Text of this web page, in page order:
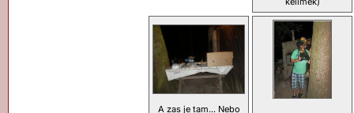
A zas je tam... Nebo